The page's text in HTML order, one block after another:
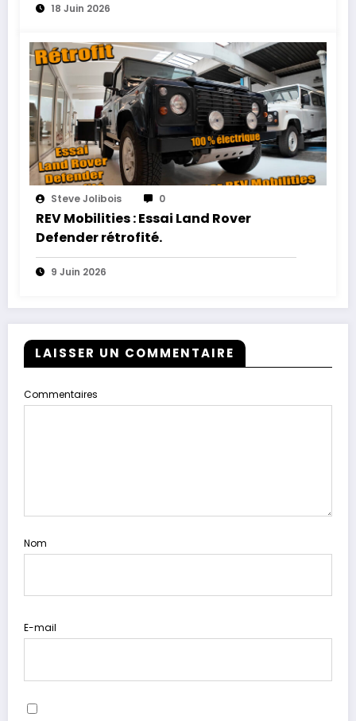
18 Juin 2026
Steve Jolibois 0
REV Mobilities : Essai Land Rover
Defender rétrofité.
9 Juin 2026
LAISSER UN COMMENTAIRE
Commentaires
Nom
E-mail